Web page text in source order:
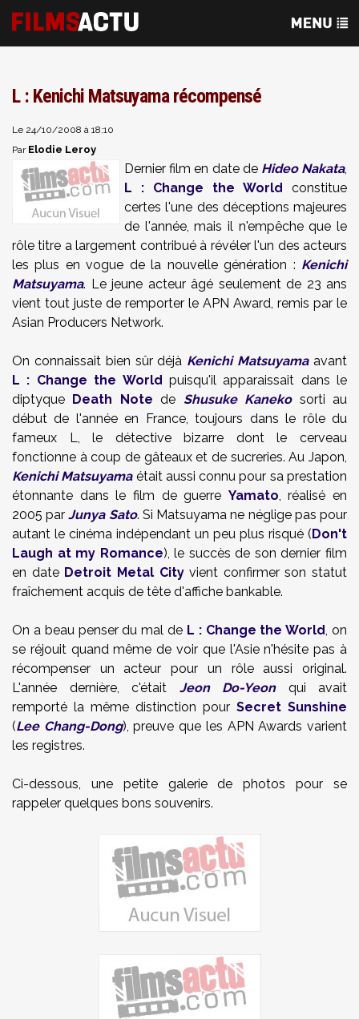
L : Kenichi Matsuyama récompensé
Le 24/10/2008 à 18:10
Par Elodie Leroy
Dernier film en date de Hideo Nakata,
L : Change the World constitue
certes l'une des déceptions majeures
de l'année, mais il n'empêche que le
rôle titre a largement contribué à révéler l'un des acteurs
les plus en vogue de la nouvelle génération : Kenichi
Matsuyama. Le jeune acteur âgé seulement de 23 ans
vient tout juste de remporter le APN Award, remis par le
Asian Producers Network.
On connaissait bien sûr déjà Kenichi Matsuyamaavant
L : Change the World puisqu'il apparaissait dans le
diptyque Death Note de Shusuke Kanekosorti au
début de l'année en France, toujours dans le rôle du
fameux L, le détective bizarre dont le cerveau
fonctionne à coup de gâteaux et de sucreries. Au Japon,
Kenichi Matsuyamaétait aussi connu pour sa prestation
étonnante dans le film de guerre Yamato, réalisé en
2005 parJunya Sato. Si Matsuyama ne néglige pas pour
autant le cinéma indépendant un peu plus risqué (Don't
Laugh at my Romance), le succès de son dernier film
en date Detroit Metal Cityvient confirmer son statut
fraîchement acquis de tête d'affiche bankable.
On a beau penser du mal de L : Change the World, on
se réjouit quand même de voir que l'Asie n'hésite pas à
récompenser un acteur pour un rôle aussi original.
L'année dernière, c'était Jeon Do-Yeonqui avait
remporté la même distinction pour Secret Sunshine
(Lee Chang-Dong), preuve que les APN Awards varient
les registres.
Ci-dessous, une petite galerie de photos pour se
rappeler quelques bons souvenirs.